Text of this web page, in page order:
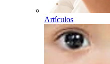
Artículos